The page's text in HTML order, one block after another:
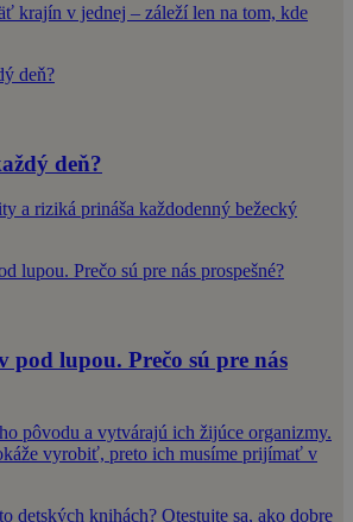
krajín v jednej – záleží len na tom, kde
deň?
a riziká prináša každodenný bežecký
lupou. Prečo sú pre nás
pôvodu a vytvárajú ich žijúce organizmy.
vyrobiť, preto ich musíme prijímať v